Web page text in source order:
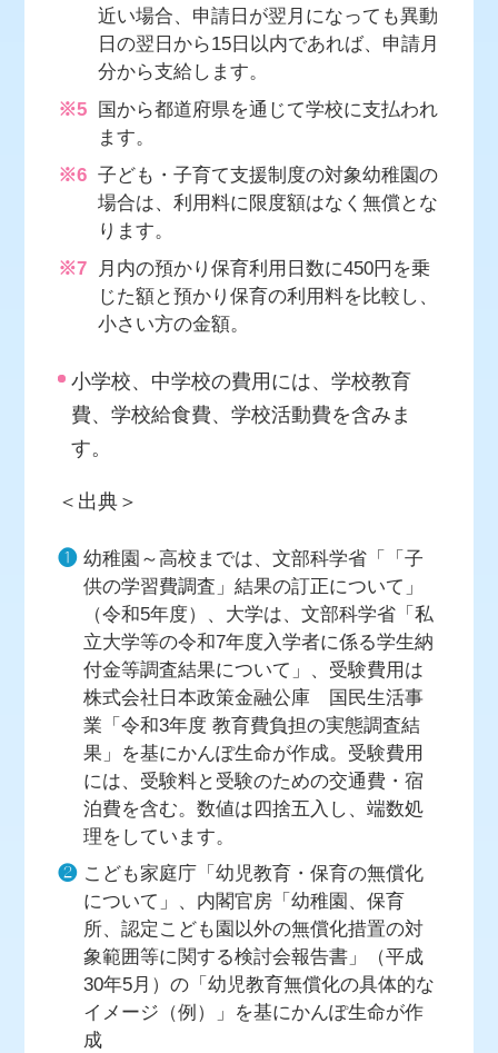
近い場合、申請日が翌月になっても異動
日の翌日から15日以内であれば、申請月
分から支給します。
※5
国から都道府県を通じて学校に支払われ
ます。
※6 子ども・子育て支援制度の対象幼稚園の
場合は、利用料に限度額はなく無償とな
ります。
※7
月内の預かり保育利用日数に450円を乗
じた額と預かり保育の利用料を比較し、
小さい方の金額。
小学校、中学校の費用には、学校教育
費、学校給食費、学校活動費を含みま
す。
＜出典＞
❶ 幼稚園～高校までは、文部科学省「「子
供の学習費調査」結果の訂正について」
（令和5年度）、大学は、文部科学省「私
立大学等の令和7年度入学者に係る学生納
付金等調査結果について」、受験費用は
株式会社日本政策金融公庫 国民生活事
業「令和3年度 教育費負担の実態調査結
果」を基にかんぽ生命が作成。受験費用
には、受験料と受験のための交通費・宿
泊費を含む。数値は四捨五入し、端数処
理をしています。
❷ こども家庭庁「幼児教育・保育の無償化
について」、内閣官房「幼稚園、保育
所、認定こども園以外の無償化措置の対
象範囲等に関する検討会報告書」（平成
30年5月）の「幼児教育無償化の具体的な
イメージ（例）」を基にかんぽ生命が作
成